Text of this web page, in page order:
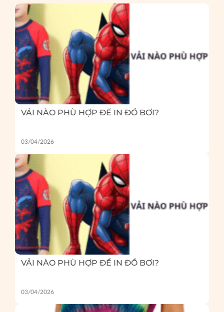
VẢI NÀO PHÙ HỢP ĐỂ IN ĐỒ BƠI?
03/04/2026
VẢI NÀO PHÙ HỢP ĐỂ IN ĐỒ BƠI?
03/04/2026